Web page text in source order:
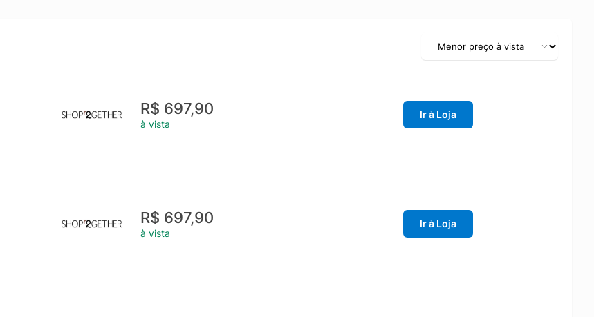
R$ 697,90
à vista
Ir à Loja
R$ 697,90
à vista
Ir à Loja